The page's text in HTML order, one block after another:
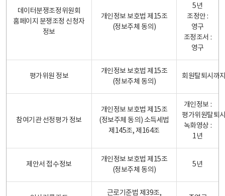
데이터분쟁조정위원회
홈페이지 분쟁조정 신청자
정보
개인정보 보호법 제15조
(정보주체 동의)
5년
조정안 :
영구
조정조서 :
영구
평가위원 정보
개인정보 보호법 제15조
(정보주체 동의)
회원탈퇴시까
참여기관 선정평가 정보
개인정보 보호법 제15조
(정보주체 동의) 소득세법
제145조, 제164조
개인정보 :
평가위원탈퇴
녹화영상 :
1년
제안서 접수정보
개인정보 보호법 제15조
(정보주체 동의)
5년
근로기준법 제39조,